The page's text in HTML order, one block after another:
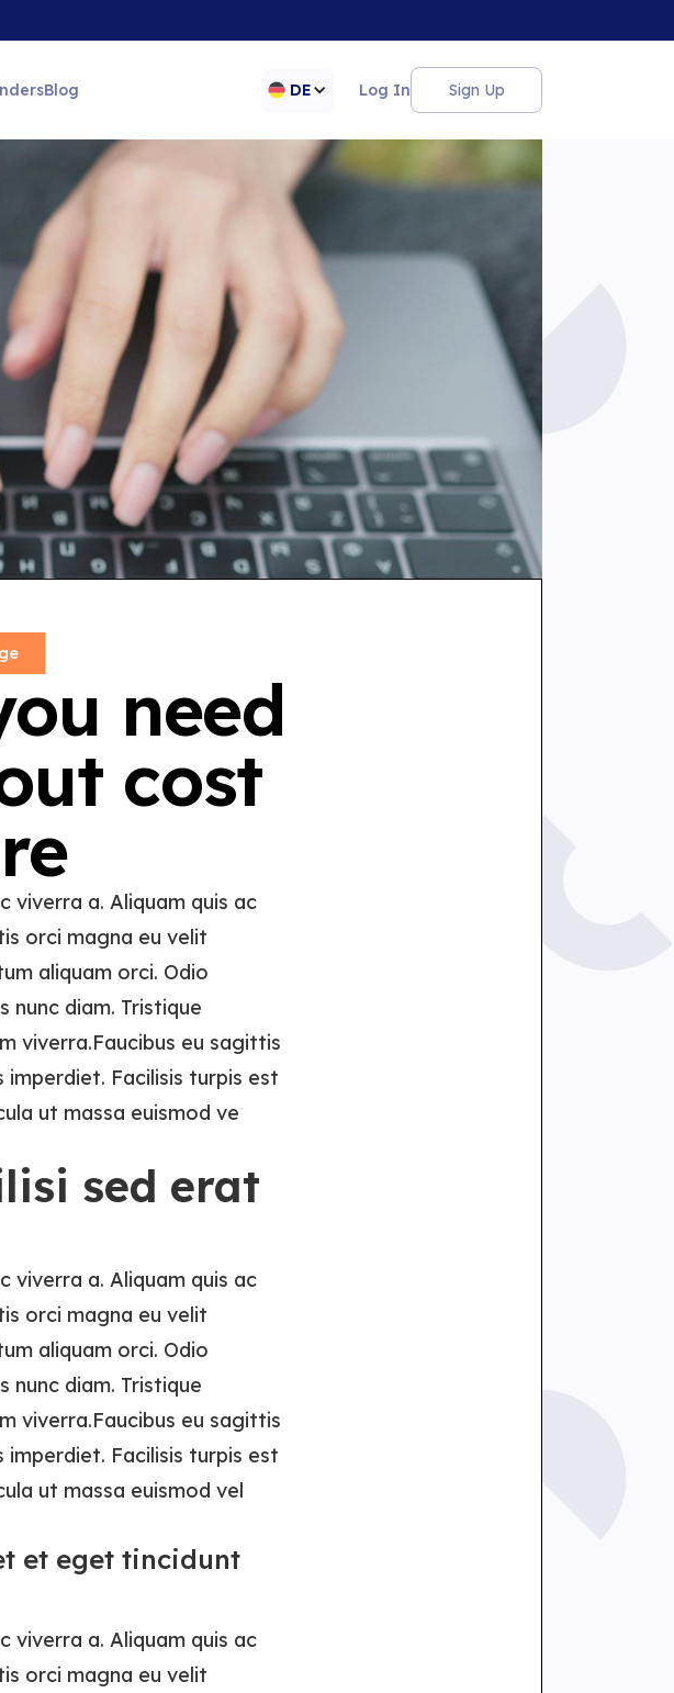
Blog DE Log In Sign Up
need
cost
viverra a. Aliquam quis ac
orci magna eu velit
aliquam orci. Odio
nunc diam. Tristique
viverra.Faucibus eu sagittis
Facilisis turpis est
ut massa euismod ve
sed erat
viverra a. Aliquam quis ac
orci magna eu velit
aliquam orci. Odio
nunc diam. Tristique
viverra.Faucibus eu sagittis
Facilisis turpis est
ut massa euismod vel
et eget tincidunt
viverra a. Aliquam quis ac
orci magna eu velit